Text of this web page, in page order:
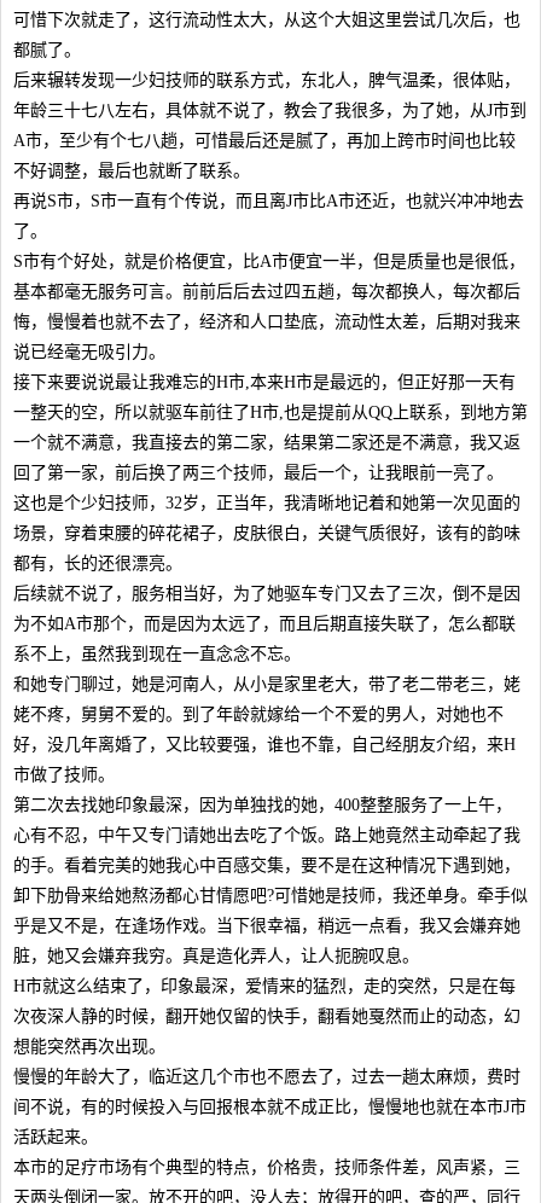
可惜下次就走了，这行流动性太大，从这个大姐这里尝试几次后，也
都腻了。
后来辗转发现一少妇技师的联系方式，东北人，脾气温柔，很体贴，
年龄三十七八左右，具体就不说了，教会了我很多，为了她，从J市到
A市，至少有个七八趟，可惜最后还是腻了，再加上跨市时间也比较
不好调整，最后也就断了联系。
再说S市，S市一直有个传说，而且离J市比A市还近，也就兴冲冲地去
了。
S市有个好处，就是价格便宜，比A市便宜一半，但是质量也是很低，
基本都毫无服务可言。前前后后去过四五趟，每次都换人，每次都后
悔，慢慢着也就不去了，经济和人口垫底，流动性太差，后期对我来
说已经毫无吸引力。
接下来要说说最让我难忘的H市,本来H市是最远的，但正好那一天有
一整天的空，所以就驱车前往了H市,也是提前从QQ上联系，到地方第
一个就不满意，我直接去的第二家，结果第二家还是不满意，我又返
回了第一家，前后换了两三个技师，最后一个，让我眼前一亮了。
这也是个少妇技师，32岁，正当年，我清晰地记着和她第一次见面的
场景，穿着束腰的碎花裙子，皮肤很白，关键气质很好，该有的韵味
都有，长的还很漂亮。
后续就不说了，服务相当好，为了她驱车专门又去了三次，倒不是因
为不如A市那个，而是因为太远了，而且后期直接失联了，怎么都联
系不上，虽然我到现在一直念念不忘。
和她专门聊过，她是河南人，从小是家里老大，带了老二带老三，姥
姥不疼，舅舅不爱的。到了年龄就嫁给一个不爱的男人，对她也不
好，没几年离婚了，又比较要强，谁也不靠，自己经朋友介绍，来H
市做了技师。
第二次去找她印象最深，因为单独找的她，400整整服务了一上午，
心有不忍，中午又专门请她出去吃了个饭。路上她竟然主动牵起了我
的手。看着完美的她我心中百感交集，要不是在这种情况下遇到她，
卸下肋骨来给她熬汤都心甘情愿吧?可惜她是技师，我还单身。牵手似
乎是又不是，在逢场作戏。当下很幸福，稍远一点看，我又会嫌弃她
脏，她又会嫌弃我穷。真是造化弄人，让人扼腕叹息。
H市就这么结束了，印象最深，爱情来的猛烈，走的突然，只是在每
次夜深人静的时候，翻开她仅留的快手，翻看她戛然而止的动态，幻
想能突然再次出现。
慢慢的年龄大了，临近这几个市也不愿去了，过去一趟太麻烦，费时
间不说，有的时候投入与回报根本就不成正比，慢慢地也就在本市J市
活跃起来。
本市的足疗市场有个典型的特点，价格贵，技师条件差，风声紧，三
天两头倒闭一家。放不开的吧，没人去；放得开的吧，查的严，同行